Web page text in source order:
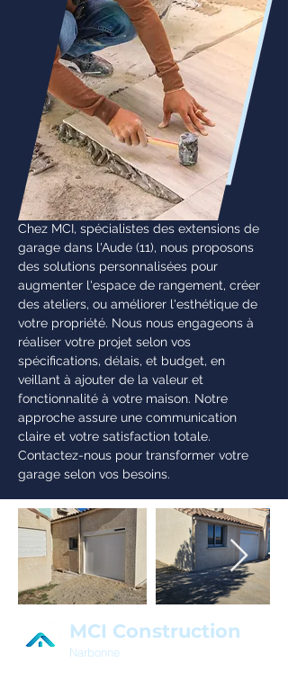
Chez MCI, spécialistes des extensions de
garage dans l'Aude (11), nous proposons
des solutions personnalisées pour
augmenter l'espace de rangement, créer
des ateliers, ou améliorer l'esthétique de
votre propriété. Nous nous engageons à
réaliser votre projet selon vos
spécifications, délais, et budget, en
veillant à ajouter de la valeur et
fonctionnalité à votre maison. Notre
approche assure une communication
claire et votre satisfaction totale.
Contactez-nous pour transformer votre
garage selon vos besoins.
MCI Construction
Narbonne